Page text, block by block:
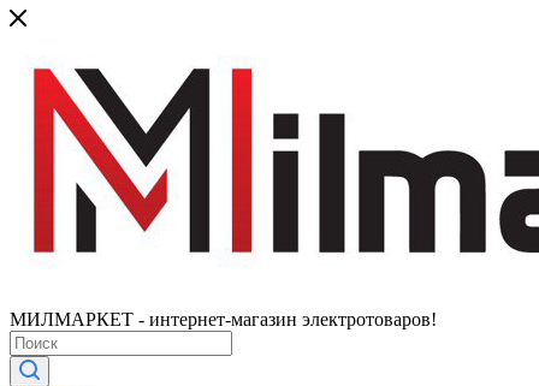
МИЛМАРКЕТ - интернет-магазин электротоваров!